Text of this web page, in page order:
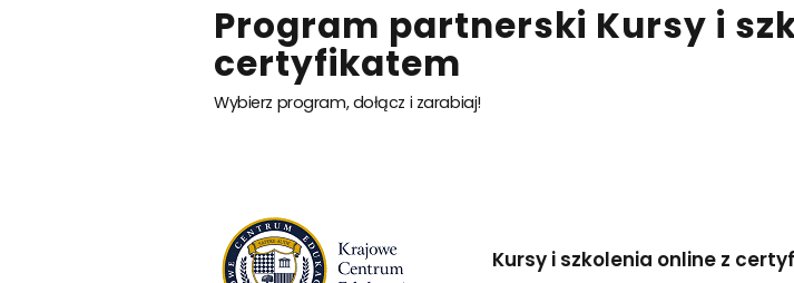
Program partnerski Kursy i
certyfikatem
Wybierz program, dołącz i zarabiaj!
Kursy i szkolenia online z